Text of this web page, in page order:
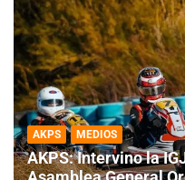
AKPS MEDIOS
AKPS: Intervino la